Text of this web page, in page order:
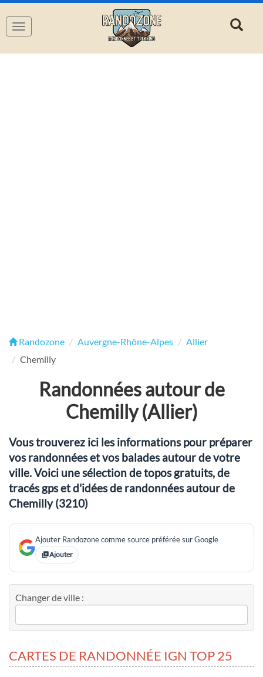
Navigation
Randozone Auvergne-Rhône-Alpes
Allier
Chemilly
Randonnées autour de
Chemilly (Allier)
Vous trouverez ici les informations pour préparer
vos randonnées et vos balades autour de votre
ville. Voici une sélection de topos gratuits, de
tracés gps et d'idées de randonnées autour de
Chemilly (3210)
Ajouter Randozone comme source préférée sur Google
Ajouter
Changer de ville :
CARTES DE RANDONNÉE IGN TOP 25